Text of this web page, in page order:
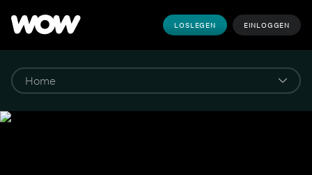
LOSLEGEN EINLOGGEN